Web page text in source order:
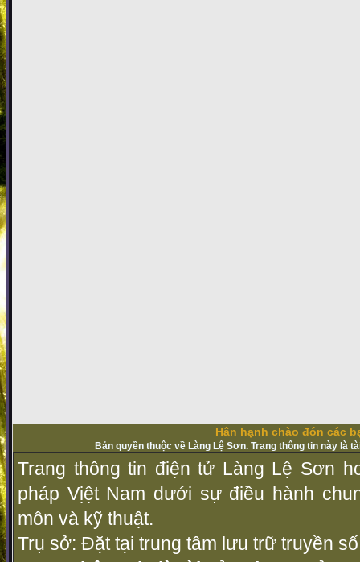
Hân hạnh chào đón các
Bản quyền thuộc về Làng Lệ Sơn. Trang thông tin này là
Trang thông tin điện tử Làng Lệ Sơn
pháp Vịệt Nam dưới sự điều hành
môn và kỹ thuật.
Trụ sở: Đặt tại trung tâm lưu trữ truyền